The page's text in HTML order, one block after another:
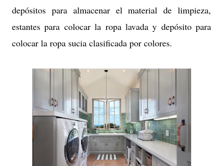
depósitos para almacenar el material de limpieza,
estantes para colocar la ropa lavada y depósito para
colocar la ropa sucia clasificada por colores.